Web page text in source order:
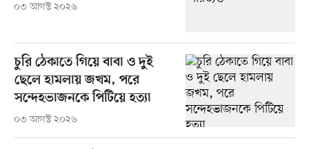
০৩ আগস্ট ২০২৬
চুরি ঠেকাতে গিয়ে বাবা ও দুই
ছেলে হামলায় জখম, পরে
সন্দেহভাজনকে পিটিয়ে হত্যা
০৩ আগস্ট ২০২৬